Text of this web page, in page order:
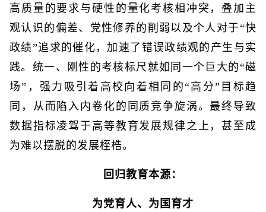
高质量的要求与硬性的量化考核相冲突，叠加主
观认识的偏差、党性修养的削弱以及个人对于“快
政绩”追求的催化，加速了错误政绩观的产生与实
践。统一、刚性的考核标尺就如同一个巨大的“磁
场”，强力吸引着高校向着相同的“高分”目标趋
同，从而陷入内卷化的同质竞争旋涡。最终导致
数据指标凌驾于高等教育发展规律之上，甚至成
为难以摆脱的发展桎梏。
回归教育本源：
为党育人、为国育才